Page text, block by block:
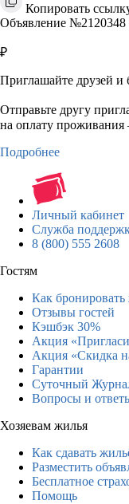
Копировать
Объявление №2120348
₽
Приглашайте друзей и
Отправьте другу
на оплату
Подробнее
Личный кабинет
Служба
8 (800) 555 2608
Гостям
Как бронировать
Отзывы гостей
Кэшбэк 30%
Акция
Акция «Скидка
Гарантии
Суточный
Вопросы и
Хозяевам жилья
Как сдавать
Разместить
Бесплатное
Помощь